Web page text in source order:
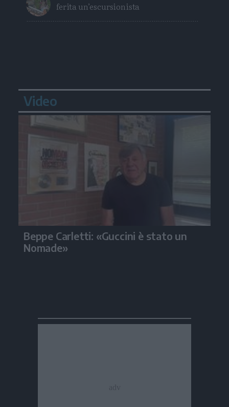
ferita un’escursionista
Video
Beppe Carletti: «Guccini è stato un
Nomade»